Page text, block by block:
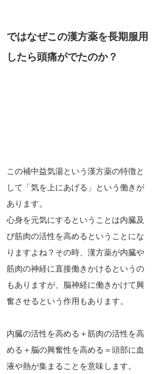
ではなぜこの漢方薬を長期服用
したら頭痛がでたのか？
この補中益気湯という漢方薬の特徴と
して「気を上にあげる」という働きが
あります。
心身を元気にするということは内臓及
び筋肉の活性を高めるということにな
りますよね？その時、漢方薬が内臓や
筋肉の神経に直接働きかけるというの
もありますが、脳神経に働きかけて興
奮させるという作用もあります。
内臓の活性を高める＋筋肉の活性を高
める＋脳の興奮性を高める＝頭部に血
液や熱が集まることを意味します。